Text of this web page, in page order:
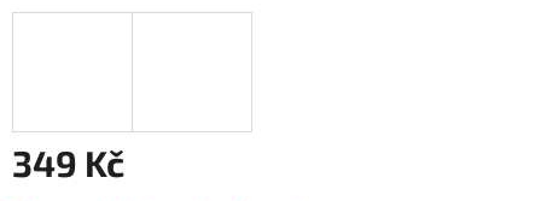
349 Kč